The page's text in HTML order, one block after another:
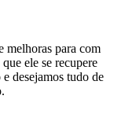
melhoras para com
ele se recupere
desejamos tudo de